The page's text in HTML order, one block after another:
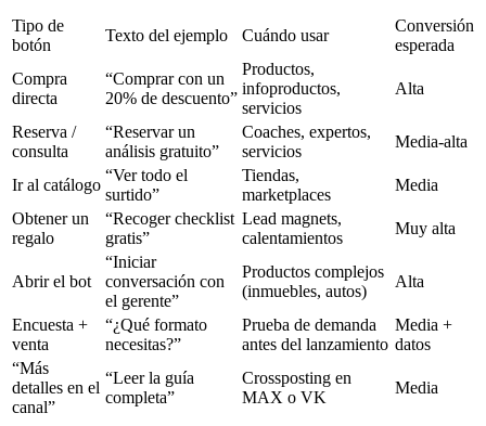
Tipo de
botón
Texto del ejemplo Cuándo usar
Conversión
esperada
Compra
directa
“Comprar con un
20% de descuento”
Productos,
infoproductos,
servicios
Alta
Reserva /
consulta
“Reservar un
análisis gratuito”
Coaches, expertos,
servicios
Media-alta
Ir al catálogo
“Ver todo el
surtido”
Tiendas,
marketplaces
Media
Obtener un
regalo
“Recoger checklist
gratis”
Lead magnets,
calentamientos
Muy alta
Abrir el bot
“Iniciar
conversación con
el gerente”
Productos complejos
(inmuebles, autos)
Alta
Encuesta +
venta
“¿Qué formato
necesitas?”
Prueba de demanda
antes del lanzamiento
Media +
datos
“Más
detalles en el
canal”
“Leer la guía
completa”
Crossposting en
MAX o VK
Media